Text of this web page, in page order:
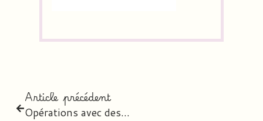
Article précédent
Opérations avec des décimaux CM